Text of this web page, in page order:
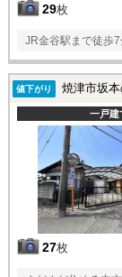
29枚
JR金谷駅まで徒歩
値下がり 焼津市坂
一戸建
27枚